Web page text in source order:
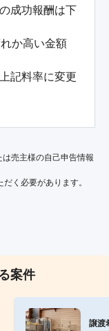
成功報酬は下
か高い金額
記料率に変更
売主様の自己申告情報
く必要があります。
案件
譲渡